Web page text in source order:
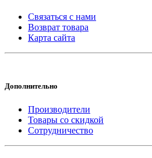
Связаться с нами
Возврат товара
Карта сайта
Дополнительно
Производители
Товары со скидкой
Сотрудничество